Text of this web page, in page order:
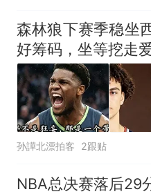
森林狼下赛季稳坐
好筹码，坐等挖走
孙譁北漂拍客 2跟贴
NBA总决赛落后29